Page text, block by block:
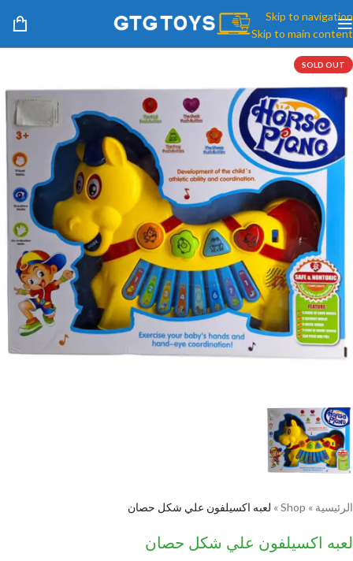
Skip to navigation
Skip to main content
SOLD OUT
الرئيسية »
Shop
» لعبه اكسيلفون علي شكل حصان
لعبه اكسيلفون علي شكل حصان